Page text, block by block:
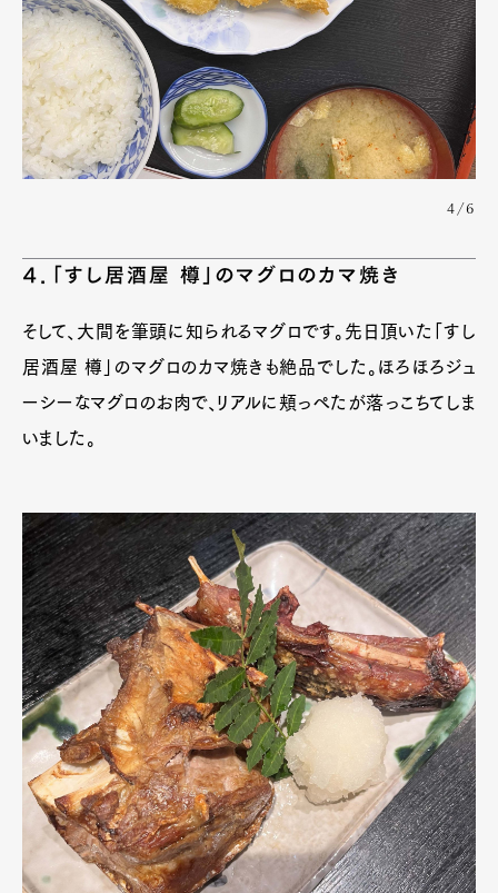
4/6
４．「すし居酒屋 樽」のマグロのカマ焼き
そして、大間を筆頭に知られるマグロです。先日頂いた「すし
居酒屋 樽」のマグロのカマ焼きも絶品でした。ほろほろジュ
ーシーなマグロのお肉で、リアルに頬っぺたが落っこちてしま
いました。